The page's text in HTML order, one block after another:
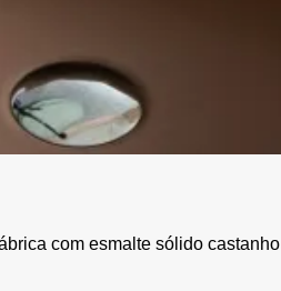
com esmalte sólido